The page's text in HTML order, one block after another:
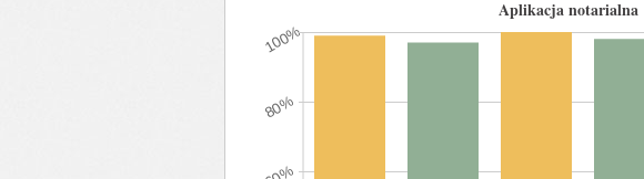
Aplikacja notarialna